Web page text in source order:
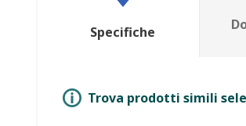
Specifiche
Trova prodotti simili